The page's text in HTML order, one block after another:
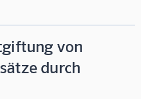
von
durch